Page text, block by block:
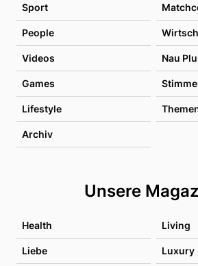
Sport
People
Videos Nau
Games
Lifestyle
Archiv
Unsere
Health Living
Liebe Luxury